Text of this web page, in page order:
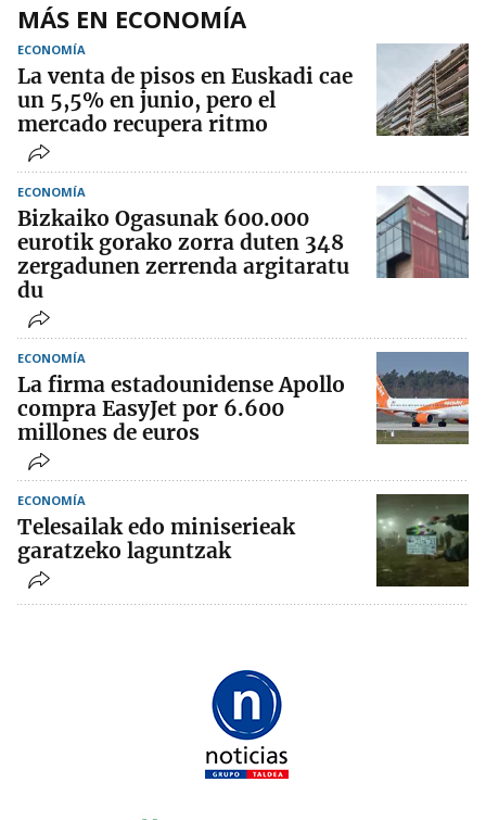
MÁS EN ECONOMÍA
ECONOMÍA
La venta de pisos en Euskadi cae
un 5,5% en junio, pero el
mercado recupera ritmo
ECONOMÍA
Bizkaiko Ogasunak 600.000
eurotik gorako zorra duten 348
zergadunen zerrenda argitaratu
du
ECONOMÍA
La firma estadounidense Apollo
compra EasyJet por 6.600
millones de euros
ECONOMÍA
Telesailak edo miniserieak
garatzeko laguntzak